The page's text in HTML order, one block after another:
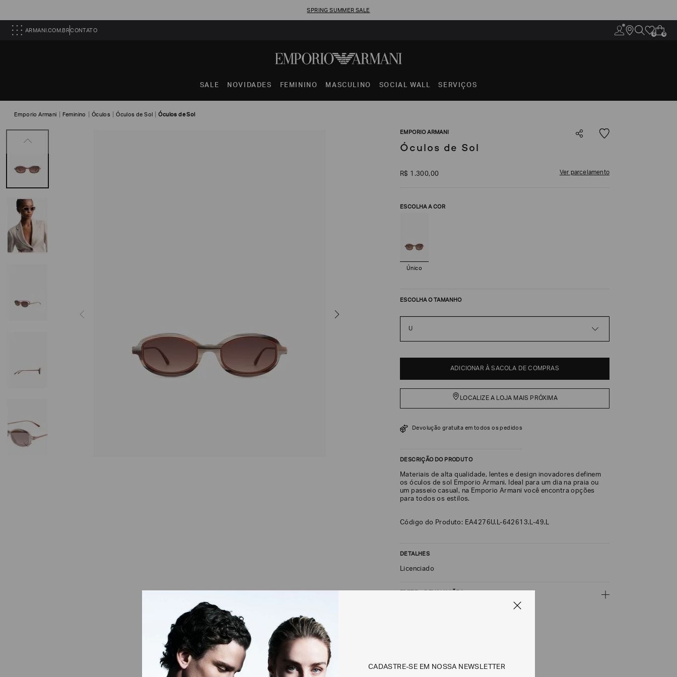
SPRING SUMMER SALE
ARMANI.COM.BRCONTATO
0 0
SALE NOVIDADES FEMININO MASCULINO SOCIAL WALL SERVIÇOS
Emporio Armani Feminino Óculos Óculos de Sol Óculos de Sol
EMPORIO ARMANI
Óculos de Sol
R$ 1 .300,00 Ver parcelamento
ESCOLHA A COR
Único
ESCOLHA O TAMANHO
U
ADICIONAR À SACOLA DE COMPRAS
LOCALIZE A LOJA MAIS PRÓXIMA
Devolução gratuita em todos os pedidos
DESCRIÇÃO DO PRODUTO
Materiais de alta qualidade, lentes e design inovadores definem
os óculos de sol Emporio Armani. Ideal para um dia na praia ou
um passeio casual, na Emporio Armani você encontra opções
para todos os estilos.
Código do Produto: EA4276U.L-642613.L-49.L
DETALHES
Licenciado
CADASTRE-SE EM NOSSA NEWSLETTER